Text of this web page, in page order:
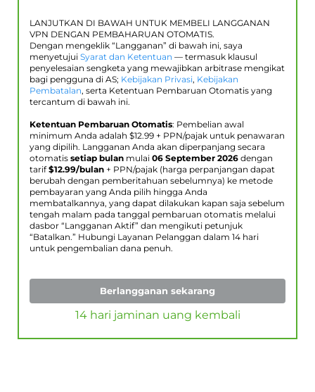
LANJUTKAN DI BAWAH UNTUK MEMBELI LANGGANAN
VPN DENGAN PEMBAHARUAN OTOMATIS.
Dengan mengeklik “Langganan” di bawah ini, saya
menyetujui Syarat dan Ketentuan — termasuk klausul
penyelesaian sengketa yang mewajibkan arbitrase mengikat
bagi pengguna di AS; Kebijakan Privasi, Kebijakan
Pembatalan, serta Ketentuan Pembaruan Otomatis yang
tercantum di bawah ini.
Ketentuan Pembaruan Otomatis: Pembelian awal
minimum Anda adalah $12.99 + PPN/pajak untuk penawaran
yang dipilih. Langganan Anda akan diperpanjang secara
otomatis setiap bulan mulai 06 September 2026 dengan
tarif$12.99/bulan + PPN/pajak (harga perpanjangan dapat
berubah dengan pemberitahuan sebelumnya) ke metode
pembayaran yang Anda pilih hingga Anda
membatalkannya, yang dapat dilakukan kapan saja sebelum
tengah malam pada tanggal pembaruan otomatis melalui
dasbor “Langganan Aktif” dan mengikuti petunjuk
“Batalkan.” Hubungi Layanan Pelanggan dalam 14 hari
untuk pengembalian dana penuh.
Berlangganan sekarang
14 hari jaminan uang kembali